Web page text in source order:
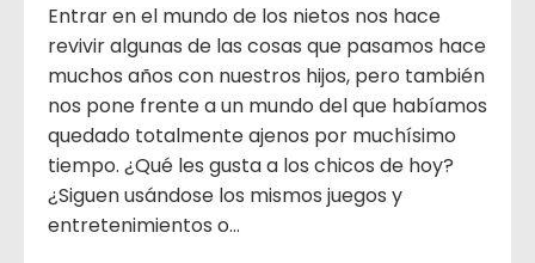
Entrar en el mundo de los nietos nos hace
revivir algunas de las cosas que pasamos hace
muchos años con nuestros hijos, pero también
nos pone frente a un mundo del que habíamos
quedado totalmente ajenos por muchísimo
tiempo. ¿Qué les gusta a los chicos de hoy?
¿Siguen usándose los mismos juegos y
entretenimientos o...